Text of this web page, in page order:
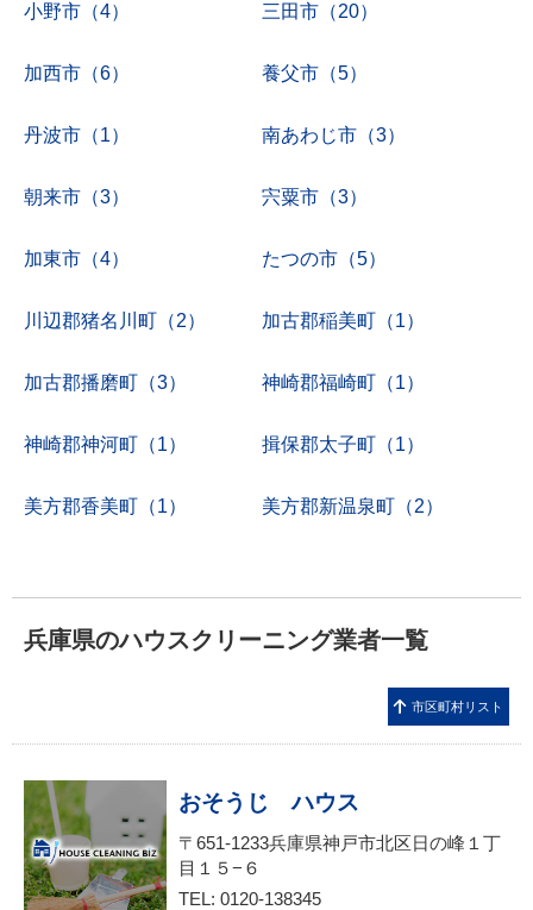
小野市（4） 三田市（20）
加西市（6） 養父市（5）
丹波市（1） 南あわじ市（3）
朝来市（3） 宍粟市（3）
加東市（4） たつの市（5）
川辺郡猪名川町（2） 加古郡稲美町（1）
加古郡播磨町（3） 神崎郡福崎町（1）
神崎郡神河町（1） 揖保郡太子町（1）
美方郡香美町（1） 美方郡新温泉町（2）
兵庫県のハウスクリーニング業者一覧
市区町村リスト
おそうじ ハウス
〒651-1233兵庫県神戸市北区日の峰１丁
目１５−６
TEL: 0120-138345